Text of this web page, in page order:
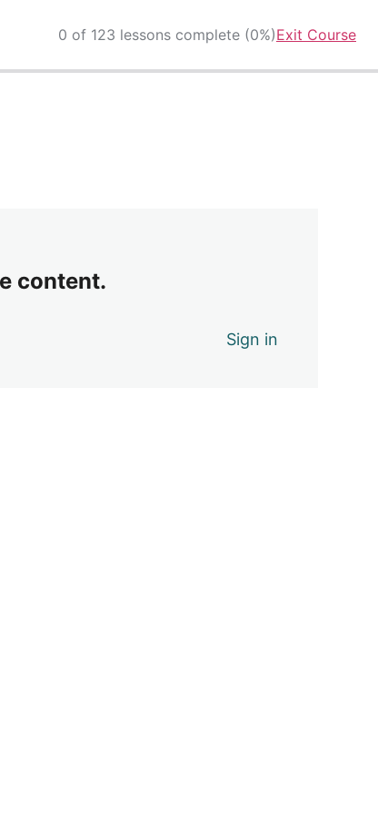
0 of 123 lessons complete (0%)Exit Course
content.
Sign in